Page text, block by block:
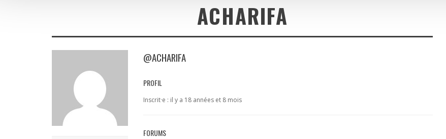
ACHARIFA
@ACHARIFA
PROFIL
Inscrit·e : il y a 18 années et 8 mois
FORUMS